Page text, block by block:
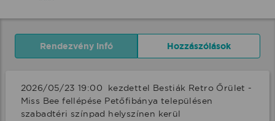
Rendezvény infó Hozzászólások
2026/05/23 19:00  kezdettel Bestiák Retro Őrület -
Miss Bee fellépése Petőfibánya településen
szabadtéri színpad helyszínen kerül